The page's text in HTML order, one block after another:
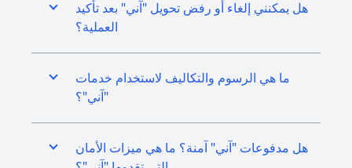
هل يمكنني إلغاء أو رفض تحويل "آني" بعد تأكيد
العملية؟
ما هي الرسوم والتكاليف لاستخدام خدمات
"آني"؟
هل مدفوعات "آني" آمنة؟ ما هي ميزات الأمان